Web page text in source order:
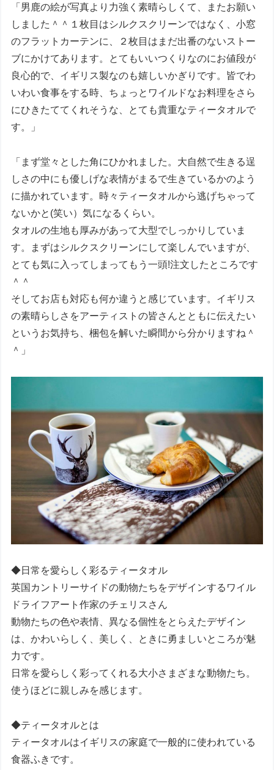
「男鹿の絵が写真より力強く素晴らしくて、またお願い
しました＾＾１枚目はシルクスクリーンではなく、小窓
のフラットカーテンに、２枚目はまだ出番のないストー
ブにかけてあります。とてもいいつくりなのにお値段が
良心的で、イギリス製なのも嬉しいかぎりです。皆でわ
いわい食事をする時、ちょっとワイルドなお料理をさら
にひきたててくれそうな、とても貴重なティータオルで
す。」
「まず堂々とした角にひかれました。大自然で生きる逞
しさの中にも優しげな表情がまるで生きているかのよう
に描かれています。時々ティータオルから逃げちゃって
ないかと(笑い）気になるくらい。
タオルの生地も厚みがあって大型でしっかりしていま
す。まずはシルクスクリーンにして楽しんでいますが、
とても気に入ってしまってもう一頭!注文したところです
＾＾
そしてお店も対応も何か違うと感じています。イギリス
の素晴らしさをアーティストの皆さんとともに伝えたい
というお気持ち、梱包を解いた瞬間から分かりますね＾
＾」
◆日常を愛らしく彩るティータオル
英国カントリーサイドの動物たちをデザインするワイル
ドライフアート作家のチェリスさん
動物たちの色や表情、異なる個性をとらえたデザイン
は、かわいらしく、美しく、ときに勇ましいところが魅
力です。
日常を愛らしく彩ってくれる大小さまざまな動物たち。
使うほどに親しみを感じます。
◆ティータオルとは
ティータオルはイギリスの家庭で一般的に使われている
食器ふきです。